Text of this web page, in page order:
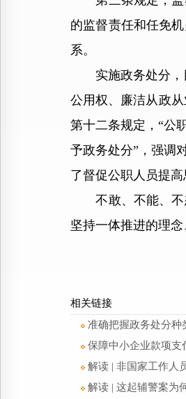
的监督责任和任免
系。
实施政务处分，目
公用权、廉洁从政
第十二条规定，“公
予政务处分”，强调
了督促公职人员提
不敢、不能、不
坚持一体推进的理
相关链接
准确把握政务处分种
保障中小企业款项支
解读 | 非国家工作人
解读 | 这起辅警案为